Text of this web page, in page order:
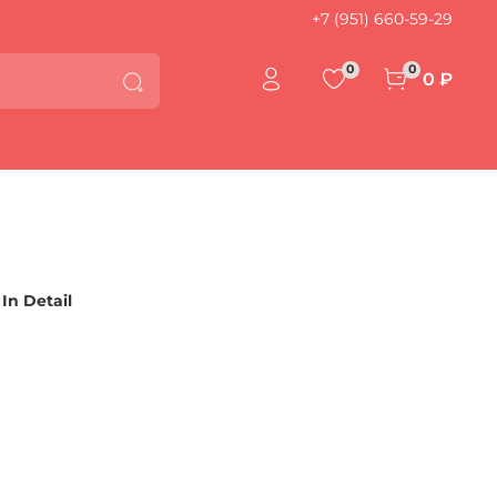
+7 (951) 660-59-29
0 0 0 ₽
In Detail